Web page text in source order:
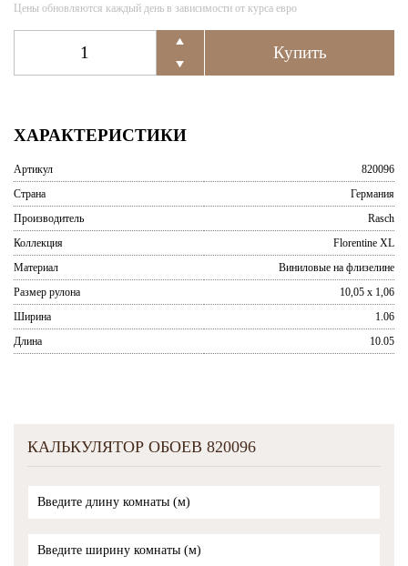
Цены обновляются каждый день в зависимости от курса евро
ХАРАКТЕРИСТИКИ
Артикул
820096
Страна
Германия
Производитель
Rasch
Коллекция
Florentine XL
Материал
Виниловые на флизелине
Размер рулона
10,05 x 1,06
Ширина
1.06
Длина
10.05
КАЛЬКУЛЯТОР ОБОЕВ 820096